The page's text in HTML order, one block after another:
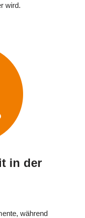
wird.
in der
während